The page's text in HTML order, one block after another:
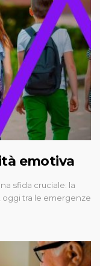
emotiva
sfida cruciale: la
tra le emergenze